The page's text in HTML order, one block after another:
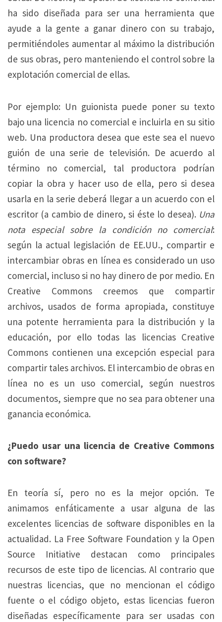
ha sido diseñada para ser una herramienta que
ayude a la gente a ganar dinero con su trabajo,
permitiéndoles aumentar al máximo la distribución
de sus obras, pero manteniendo el control sobre la
explotación comercial de ellas.
Por ejemplo: Un guionista puede poner su texto
bajo una licencia no comercial e incluirla en su sitio
web. Una productora desea que este sea el nuevo
guión de una serie de televisión. De acuerdo al
término no comercial, tal productora podrían
copiar la obra y hacer uso de ella, pero si desea
usarla en la serie deberá llegar a un acuerdo con el
escritor (a cambio de dinero, si éste lo desea). Una
nota especial sobre la condición no comercial:
según la actual legislación de EE.UU., compartir e
intercambiar obras en línea es considerado un uso
comercial, incluso si no hay dinero de por medio. En
Creative Commons creemos que compartir
archivos, usados de forma apropiada, constituye
una potente herramienta para la distribución y la
educación, por ello todas las licencias Creative
Commons contienen una excepción especial para
compartir tales archivos. El intercambio de obras en
línea no es un uso comercial, según nuestros
documentos, siempre que no sea para obtener una
ganancia económica.
¿Puedo usar una licencia de Creative Commons
con software?
En teoría sí, pero no es la mejor opción. Te
animamos enfáticamente a usar alguna de las
excelentes licencias de software disponibles en la
actualidad. La Free Software Foundation y la Open
Source Initiative destacan como principales
recursos de este tipo de licencias. Al contrario que
nuestras licencias, que no mencionan el código
fuente o el código objeto, estas licencias fueron
diseñadas específicamente para ser usadas con